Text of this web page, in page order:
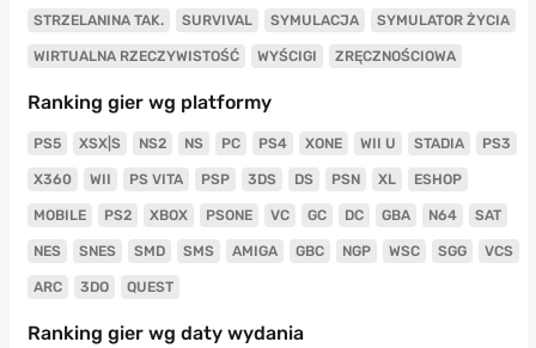
STRZELANINA TAK. SURVIVAL SYMULACJA SYMULATOR ŻYCIA
WIRTUALNA RZECZYWISTOŚĆ WYŚCIGI ZRĘCZNOŚCIOWA
Ranking gier wg platformy
PS5 XSX|S NS2 NS PC PS4 XONE WII U STADIA PS3
X360 WII PS VITA PSP 3DS DS PSN XL ESHOP
MOBILE PS2 XBOX PSONE VC GC DC GBA N64 SAT
NES SNES SMD SMS AMIGA GBC NGP WSC SGG VCS
ARC 3DO QUEST
Ranking gier wg daty wydania